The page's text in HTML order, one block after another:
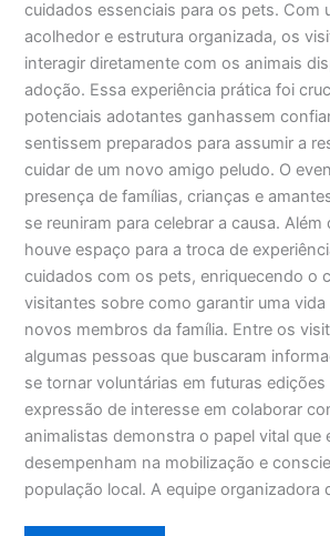
cuidados essenciais para os pets. Com
acolhedor e estrutura organizada, os
interagir diretamente com os animais
adoção. Essa experiência prática foi
potenciais adotantes ganhassem
sentissem preparados para assumir a
cuidar de um novo amigo peludo. O
presença de famílias, crianças e
se reuniram para celebrar a causa. Além
houve espaço para a troca de
cuidados com os pets, enriquecendo o
visitantes sobre como garantir uma vida
novos membros da família. Entre os
algumas pessoas que buscaram
se tornar voluntárias em futuras edições
expressão de interesse em colaborar
animalistas demonstra o papel vital que
desempenham na mobilização e
população local. A equipe organizadora